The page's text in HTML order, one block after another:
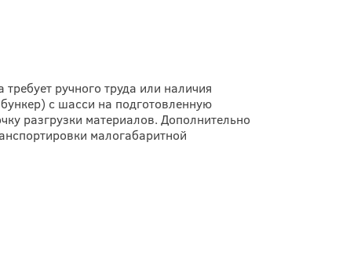
ручного труда или наличия
с шасси на подготовленную
разгрузки материалов. Дополнительно
малогабаритной